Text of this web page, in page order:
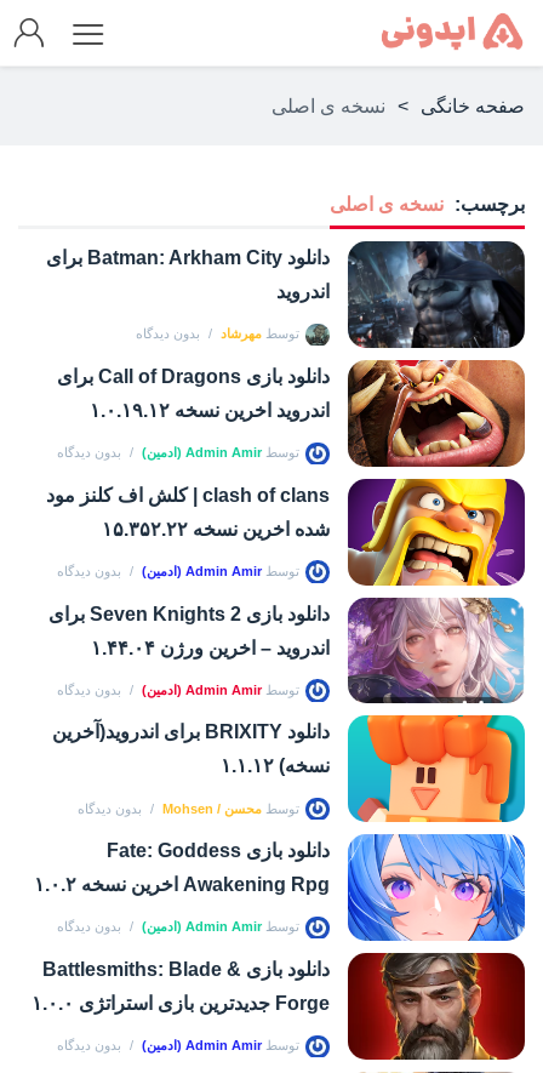
صفحه خانگی > نسخه ی اصلی
برچسب: نسخه ی اصلی
دانلود Batman: Arkham City برای
اندروید
توسط مهرشاد بدون دیدگاه
دانلود بازی Call of Dragons برای
اندروید اخرین نسخه ۱.۰.۱۹.۱۲
توسطAdmin Amir (ادمین) بدون دیدگاه
clash of clans | کلش اف کلنز مود
شده اخرین نسخه ۱۵.۳۵۲.۲۲
توسط Admin Amir (ادمین) بدون دیدگاه
دانلود بازی Seven Knights 2 برای
اندروید – اخرین ورژن ۱.۴۴.۰۴
توسطAdmin Amir (ادمین) بدون دیدگاه
دانلود BRIXITY برای اندروید(آخرین
نسخه) ۱.۱.۱۲
توسط محسن / Mohsen بدون دیدگاه
دانلود بازی Fate: Goddess
Awakening Rpg اخرین نسخه ۱.۰.۲
توسطAdmin Amir (ادمین) بدون دیدگاه
دانلود بازی Battlesmiths: Blade &
Forge جدیدترین بازی استراتژی ۱.۰.۰
توسط Admin Amir (ادمین) بدون دیدگاه